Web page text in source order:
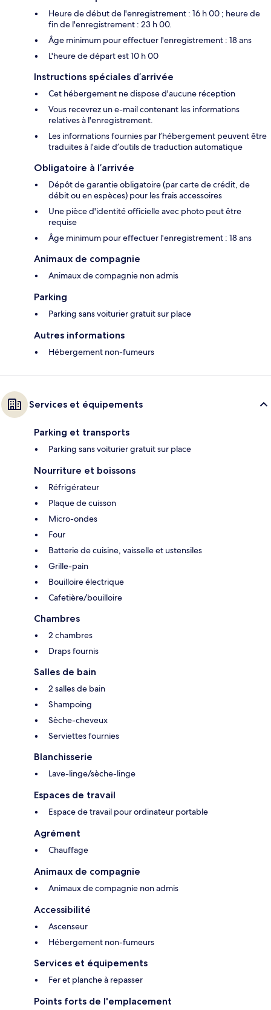
Heure de début de l'enregistrement : 16 h 00 ; heure de
fin de l'enregistrement : 23 h 00.
Âge minimum pour effectuer l'enregistrement : 18 ans
L'heure de départ est 10 h 00
Instructions spéciales d’arrivée
Cet hébergement ne dispose d'aucune réception
Vous recevrez un e-mail contenant les informations
relatives à l'enregistrement.
Les informations fournies par l’hébergement peuvent être
traduites à l’aide d’outils de traduction automatique
Obligatoire à l’arrivée
Dépôt de garantie obligatoire (par carte de crédit, de
débit ou en espèces) pour les frais accessoires
Une pièce d'identité officielle avec photo peut être
requise
Âge minimum pour effectuer l'enregistrement : 18 ans
Animaux de compagnie
Animaux de compagnie non admis
Parking
Parking sans voiturier gratuit sur place
Autres informations
Hébergement non-fumeurs
Services et équipements
Parking et transports
Parking sans voiturier gratuit sur place
Nourriture et boissons
Réfrigérateur
Plaque de cuisson
Micro-ondes
Four
Batterie de cuisine, vaisselle et ustensiles
Grille-pain
Bouilloire électrique
Cafetière/bouilloire
Chambres
2 chambres
Draps fournis
Salles de bain
2 salles de bain
Shampoing
Sèche-cheveux
Serviettes fournies
Blanchisserie
Lave-linge/sèche-linge
Espaces de travail
Espace de travail pour ordinateur portable
Agrément
Chauffage
Animaux de compagnie
Animaux de compagnie non admis
Accessibilité
Ascenseur
Hébergement non-fumeurs
Services et équipements
Fer et planche à repasser
Points forts de l'emplacement